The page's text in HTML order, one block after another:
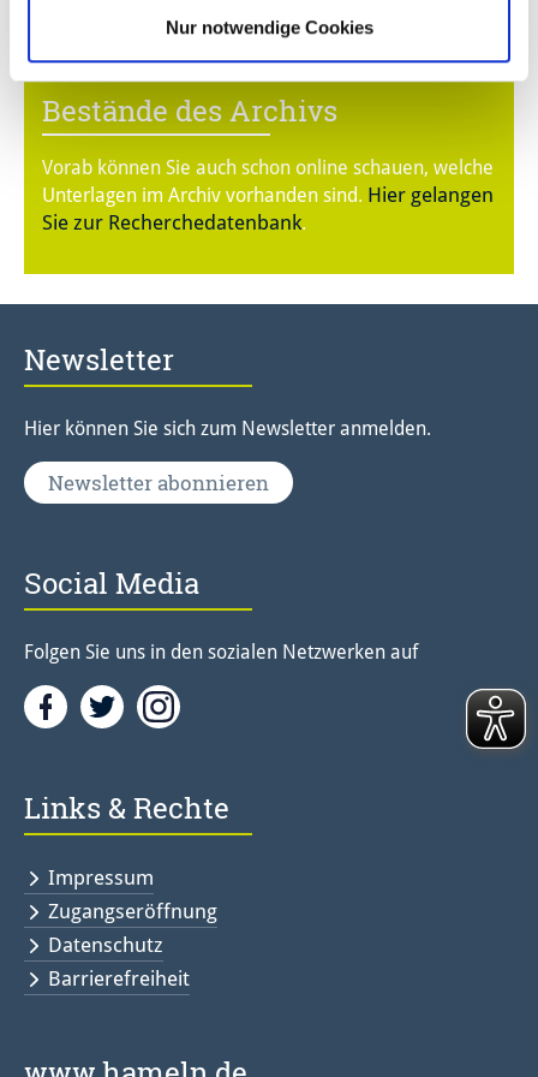
Nur notwendige Cookies
Online-Suche durch die
Bestände des Archivs
Vorab können Sie auch schon online schauen, welche
Unterlagen im Archiv vorhanden sind. Hier gelangen
Sie zur Recherchedatenbank.
Newsletter
Hier können Sie sich zum Newsletter anmelden.
Newsletter abonnieren
Social Media
Folgen Sie uns in den sozialen Netzwerken auf
FacebookTwitter<
Links & Rechte
Impressum
Zugangseröffnung
Datenschutz
Barrierefreiheit